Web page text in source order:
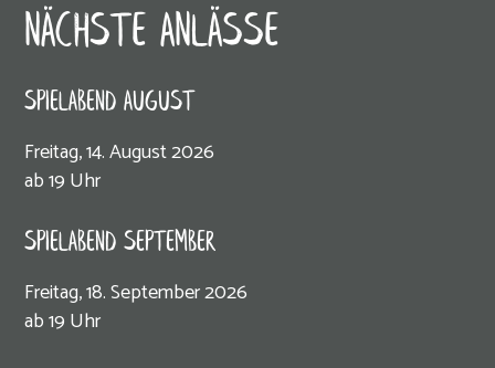
NÄCHSTE ANLÄSSE
SPIELABEND AUGUST
Freitag, 14. August 2026
ab 19 Uhr
SPIELABEND SEPTEMBER
Freitag, 18. September 2026
ab 19 Uhr